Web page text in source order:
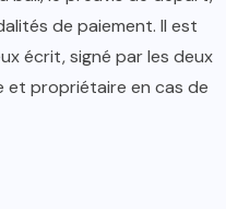
de paiement. Il est
écrit, signé par les deux
propriétaire en cas de